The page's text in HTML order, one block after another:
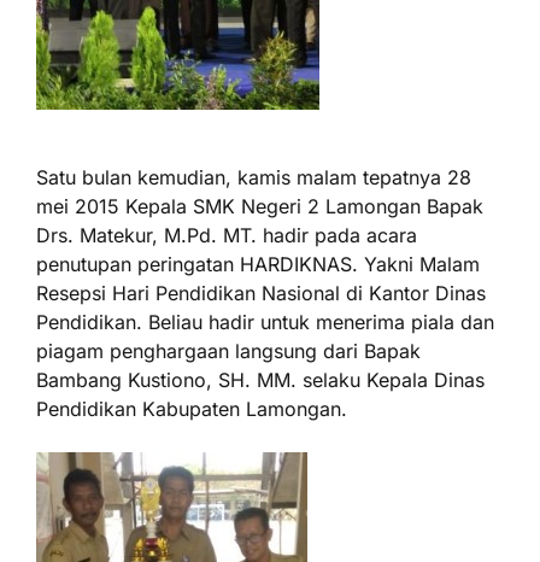
Satu bulan kemudian, kamis malam tepatnya 28
mei 2015 Kepala SMK Negeri 2 Lamongan Bapak
Drs. Matekur, M.Pd. MT. hadir pada acara
penutupan peringatan HARDIKNAS. Yakni Malam
Resepsi Hari Pendidikan Nasional di Kantor Dinas
Pendidikan. Beliau hadir untuk menerima piala dan
piagam penghargaan langsung dari Bapak
Bambang Kustiono, SH. MM. selaku Kepala Dinas
Pendidikan Kabupaten Lamongan.